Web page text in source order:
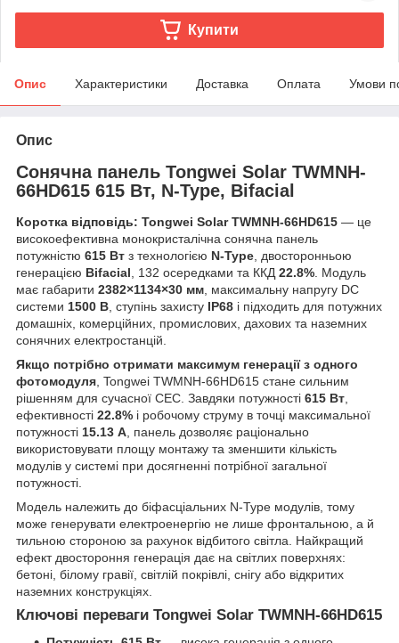
Купити
Опис Характеристики Доставка Оплата Умови
Опис
Сонячна панель Tongwei Solar TWMNH-
66HD615 615 Вт, N-Type, Bifacial
Коротка відповідь: Tongwei Solar TWMNH-66HD615 — це
високоефективна монокристалічна сонячна панель
потужністю 615 Вт з технологією N-Type, двосторонньою
генерацією Bifacial, 132 осередками та ККД22.8%. Модуль
має габарити 2382×1134×30 мм, максимальну напругу DC
системи 1500 В, ступінь захисту IP68 і підходить для потужних
домашніх, комерційних, промислових, дахових та наземних
сонячних електростанцій.
Якщо потрібно отримати максимум генерації з одного
фотомодуля, Tongwei TWMNH-66HD615 стане сильним
рішенням для сучасної СЕС. Завдяки потужності 615 Вт,
ефективності 22.8% і робочому струму в точці максимальної
потужності 15.13 А, панель дозволяє раціонально
використовувати площу монтажу та зменшити кількість
модулів у системі при досягненні потрібної загальної
потужності.
Модель належить до біфасціальних N-Type модулів, тому
може генерувати електроенергію не лише фронтальною, а й
тильною стороною за рахунок відбитого світла. Найкращий
ефект двостороння генерація дає на світлих поверхнях:
бетоні, білому гравії, світлій покрівлі, снігу або відкритих
наземних конструкціях.
Ключові переваги Tongwei Solar TWMNH-66HD615